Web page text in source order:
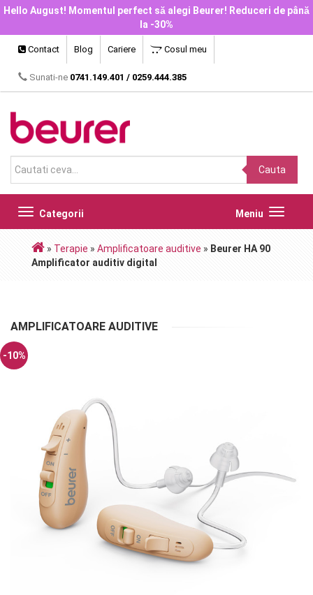
Hello August! Momentul perfect să alegi Beurer! Reduceri de până
la -30%
Contact Blog Cariere Cosul meu
Sunati-ne 0741.149.401 / 0259.444.385
Cauta
Categorii
Toggle
navigation
Meniu
Toggle
» Terapie » Amplificatoare auditive » Beurer HA 90
Amplificator auditiv digital
AMPLIFICATOARE AUDITIVE
-10%